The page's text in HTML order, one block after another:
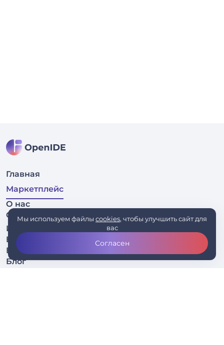
Главная
Маркетплейс
О нас
Связаться
Исходный код
EAP
Бизнесу
Блог
Мы используем файлы cookies, чтобы улучшить сайт для
вас
Согласен